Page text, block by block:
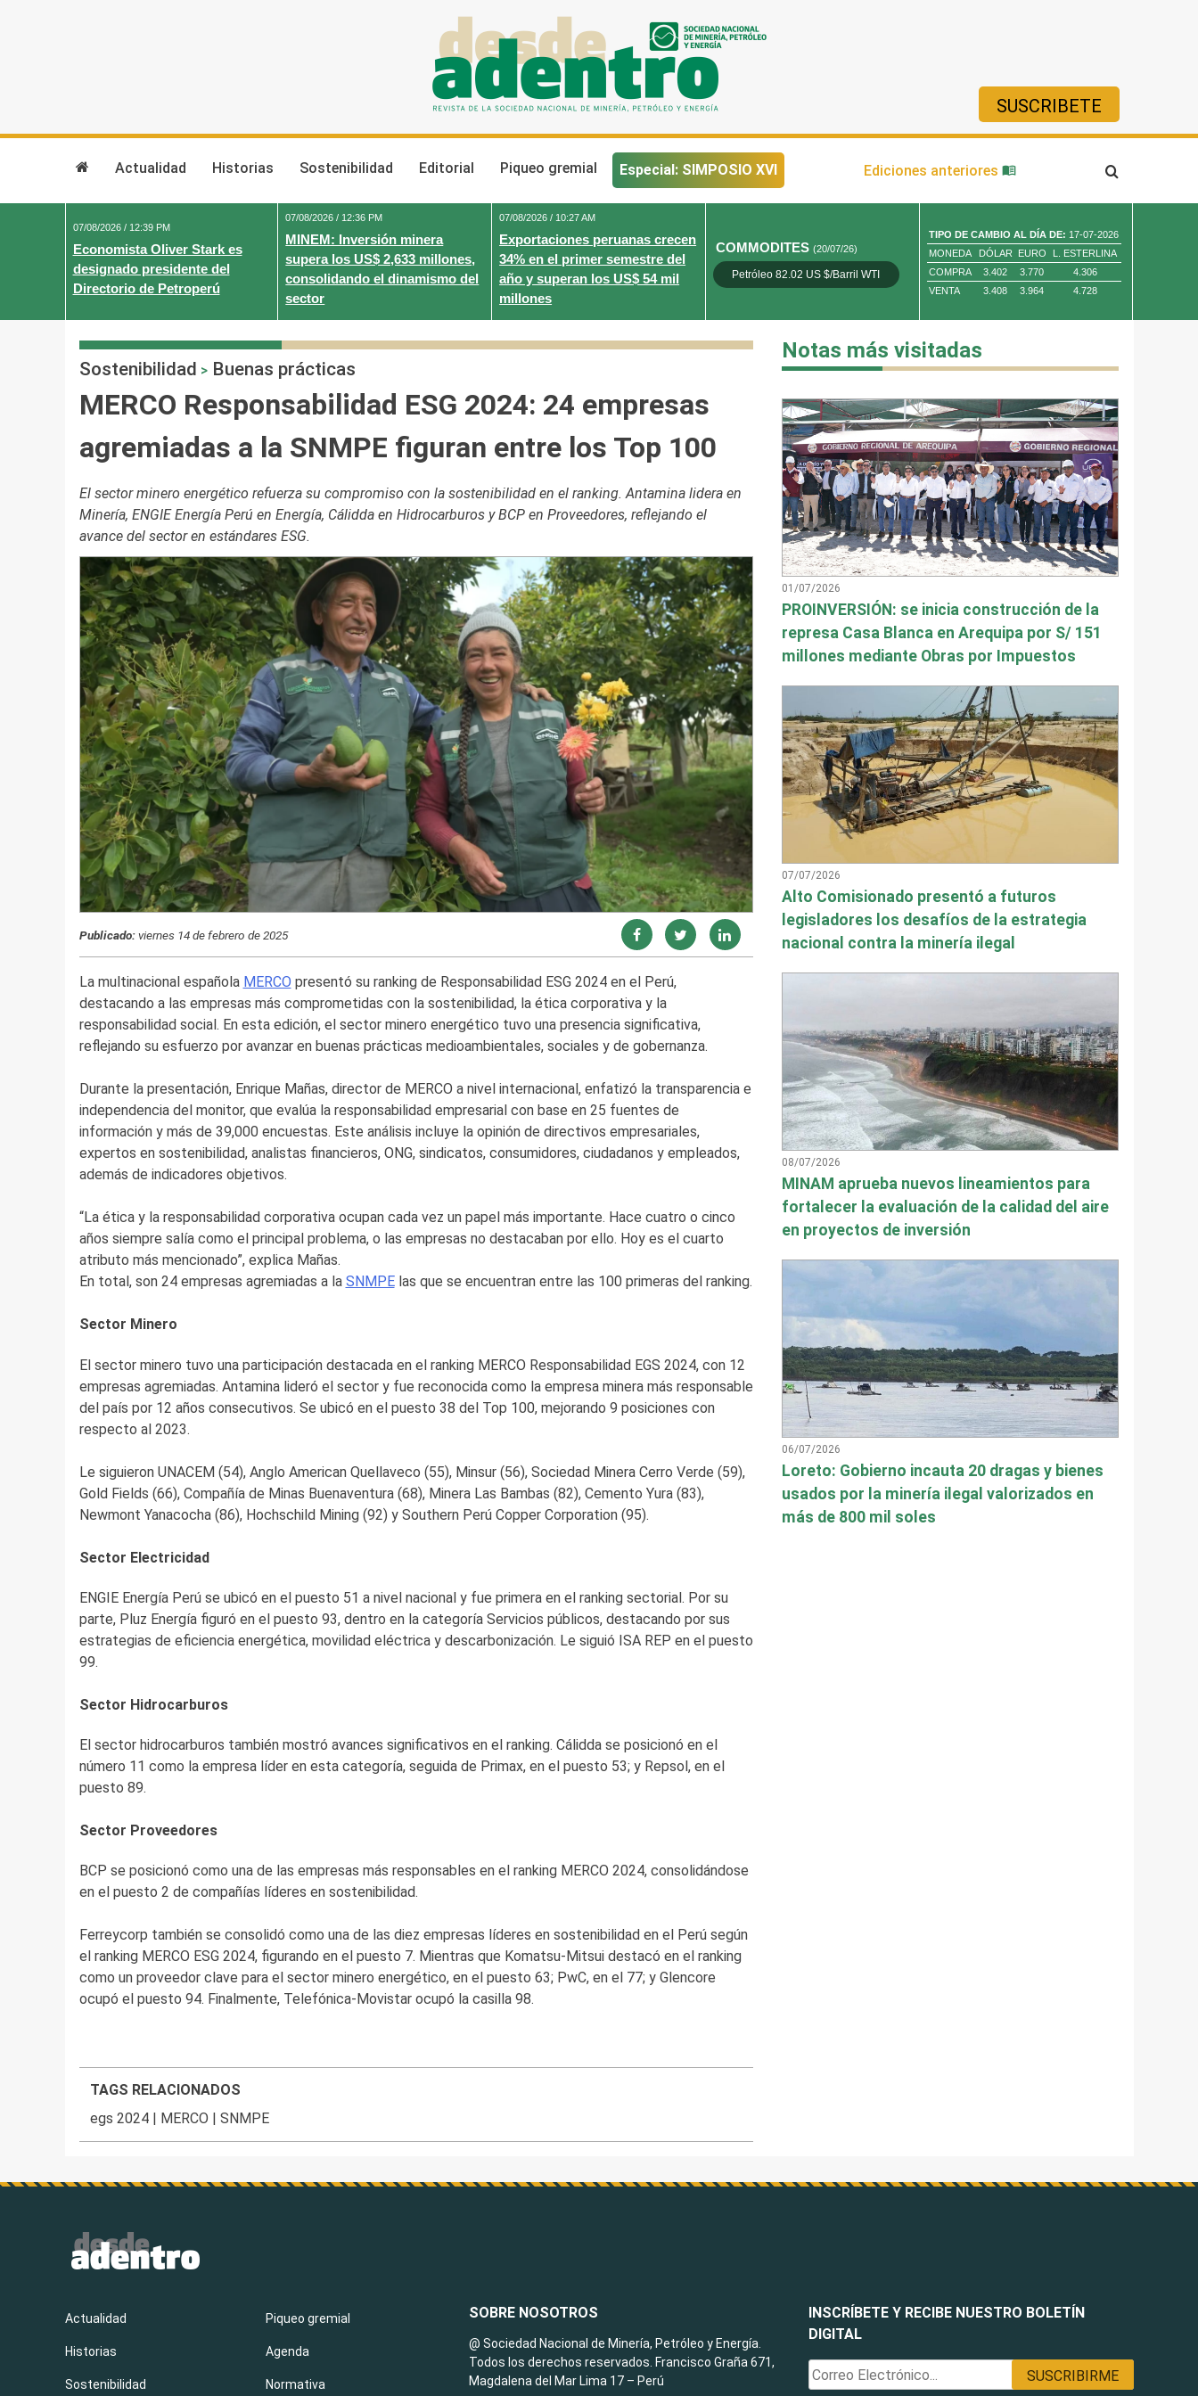
SUSCRIBETE
Actualidad Historias Sostenibilidad Editorial Piqueo gremial Especial: SIMPOSIO XVI Ediciones anteriores
07/08/2026 / 12:39 PM
Economista Oliver Stark es
designado presidente del
Directorio de Petroperú
07/08/2026 / 12:36 PM
MINEM: Inversión minera
supera los US$ 2,633 millones,
consolidando el dinamismo del
sector
07/08/2026 / 10:27 AM
Exportaciones peruanas crecen
34% en el primer semestre del
año y superan los US$ 54 mil
millones
COMMODITES(20/07/26)
Petróleo 82.02 US $/Barril WTI Oro 4,010.80 US $/ Oz. Tr.
TIPO DE CAMBIO AL DÍA DE: 17-07-2026
MONEDA
DÓLAR EURO
L. ESTERLINA
COMPRA
3.402 3.770
4.306
VENTA
3.408 3.964 4.728
Sostenibilidad > Buenas prácticas
MERCO Responsabilidad ESG 2024: 24 empresas
agremiadas a la SNMPE figuran entre los Top 100
El sector minero energético refuerza su compromiso con la sostenibilidad en el ranking. Antamina lidera en
Minería, ENGIE Energía Perú en Energía, Cálidda en Hidrocarburos y BCP en Proveedores, reflejando el
avance del sector en estándares ESG.
Publicado:viernes 14 de febrero de 2025
La multinacional española MERCO presentó su ranking de Responsabilidad ESG 2024 en el Perú,
destacando a las empresas más comprometidas con la sostenibilidad, la ética corporativa y la
responsabilidad social. En esta edición, el sector minero energético tuvo una presencia significativa,
reflejando su esfuerzo por avanzar en buenas prácticas medioambientales, sociales y de gobernanza.
Durante la presentación, Enrique Mañas, director de MERCO a nivel internacional, enfatizó la transparencia e
independencia del monitor, que evalúa la responsabilidad empresarial con base en 25 fuentes de
información y más de 39,000 encuestas. Este análisis incluye la opinión de directivos empresariales,
expertos en sostenibilidad, analistas financieros, ONG, sindicatos, consumidores, ciudadanos y empleados,
además de indicadores objetivos.
“La ética y la responsabilidad corporativa ocupan cada vez un papel más importante. Hace cuatro o cinco
años siempre salía como el principal problema, o las empresas no destacaban por ello. Hoy es el cuarto
atributo más mencionado”, explica Mañas.
En total, son 24 empresas agremiadas a la SNMPElas que se encuentran entre las 100 primeras del ranking.
Sector Minero
El sector minero tuvo una participación destacada en el ranking MERCO Responsabilidad EGS 2024, con 12
empresas agremiadas. Antamina lideró el sector y fue reconocida como la empresa minera más responsable
del país por 12 años consecutivos. Se ubicó en el puesto 38 del Top 100, mejorando 9 posiciones con
respecto al 2023.
Le siguieron UNACEM (54), Anglo American Quellaveco (55), Minsur (56), Sociedad Minera Cerro Verde (59),
Gold Fields (66), Compañía de Minas Buenaventura (68), Minera Las Bambas (82), Cemento Yura (83),
Newmont Yanacocha (86), Hochschild Mining (92) y Southern Perú Copper Corporation (95).
Sector Electricidad
ENGIE Energía Perú se ubicó en el puesto 51 a nivel nacional y fue primera en el ranking sectorial. Por su
parte, Pluz Energía figuró en el puesto 93, dentro en la categoría Servicios públicos, destacando por sus
estrategias de eficiencia energética, movilidad eléctrica y descarbonización. Le siguió ISA REP en el puesto
99.
Sector Hidrocarburos
El sector hidrocarburos también mostró avances significativos en el ranking. Cálidda se posicionó en el
número 11 como la empresa líder en esta categoría, seguida de Primax, en el puesto 53; y Repsol, en el
puesto 89.
Sector Proveedores
BCP se posicionó como una de las empresas más responsables en el ranking MERCO 2024, consolidándose
en el puesto 2 de compañías líderes en sostenibilidad.
Ferreycorp también se consolidó como una de las diez empresas líderes en sostenibilidad en el Perú según
el ranking MERCO ESG 2024, figurando en el puesto 7. Mientras que Komatsu-Mitsui destacó en el ranking
como un proveedor clave para el sector minero energético, en el puesto 63; PwC, en el 77; y Glencore
ocupó el puesto 94. Finalmente, Telefónica-Movistar ocupó la casilla 98.
TAGS RELACIONADOS
egs 2024
MERCO |SNMPE
Notas más visitadas
01/07/2026
PROINVERSIÓN: se inicia construcción de la
represa Casa Blanca en Arequipa por S/ 151
millones mediante Obras por Impuestos
07/07/2026
Alto Comisionado presentó a futuros
legisladores los desafíos de la estrategia
nacional contra la minería ilegal
08/07/2026
MINAM aprueba nuevos lineamientos para
fortalecer la evaluación de la calidad del aire
en proyectos de inversión
06/07/2026
Loreto: Gobierno incauta 20 dragas y bienes
usados por la minería ilegal valorizados en
más de 800 mil soles
INSCRÍBETE Y RECIBE NUESTRO BOLETÍN
DIGITAL
Actualidad
Historias
Sostenibilidad
Piqueo gremial
Agenda
Normativa
SOBRE NOSOTROS
@ Sociedad Nacional de Minería, Petróleo y Energía.
Todos los derechos reservados. Francisco Graña 671,
Magdalena del Mar Lima 17 – Perú